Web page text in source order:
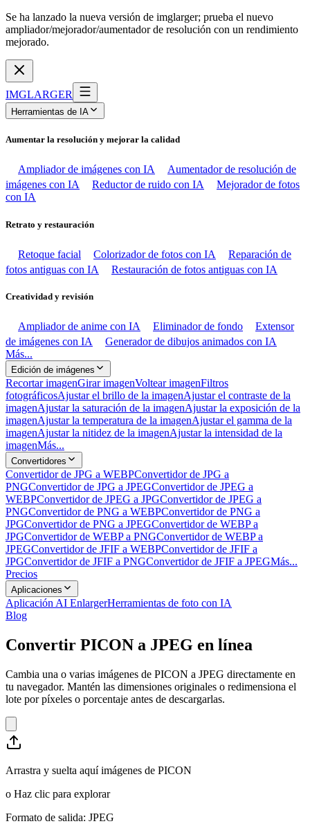
Se ha lanzado la nueva versión de imglarger; prueba el nuevo
ampliador/mejorador/aumentador de resolución con un rendimiento
mejorado.
IMGLARGER
Herramientas de IA
Aumentar la resolución y mejorar la calidad
Ampliador de imágenes con IA
Aumentador de resolución de
imágenes con IA
Reductor de ruido con IA
Mejorador de fotos
con IA
Retrato y restauración
Retoque facial Colorizador de fotos con IA
Reparación de
fotos antiguas con IA
Restauración de fotos antiguas con IA
Creatividad y revisión
Ampliador de anime con IA Eliminador de fondo
Extensor
de imágenes con IA
Generador de dibujos animados con IA
Más...
Edición de imágenes
Recortar imagenGirar imagenVoltear imagenFiltros
fotográficosAjustar el brillo de la imagenAjustar el contraste de la
imagenAjustar la saturación de la imagenAjustar la exposición de la
imagenAjustar la temperatura de la imagenAjustar el gamma de la
imagenAjustar la nitidez de la imagenAjustar la intensidad de la
imagenMás...
Convertidores
Convertidor de JPG a WEBPConvertidor de JPG a
PNGConvertidor de JPG a JPEGConvertidor de JPEG a
WEBPConvertidor de JPEG a JPGConvertidor de JPEG a
PNGConvertidor de PNG a WEBPConvertidor de PNG a
JPGConvertidor de PNG a JPEGConvertidor de WEBP a
JPGConvertidor de WEBP a PNGConvertidor de WEBP a
JPEGConvertidor de JFIF a WEBPConvertidor de JFIF a
JPGConvertidor de JFIF a PNGConvertidor de JFIF a JPEGMás...
Precios
Aplicaciones
Aplicación AI EnlargerHerramientas de foto con IA
Blog
Convertir PICON a JPEG en línea
Cambia una o varias imágenes de PICON a JPEG directamente en
tu navegador. Mantén las dimensiones originales o redimensiona el
lote por píxeles o porcentaje antes de descargarlas.
Arrastra y suelta aquí imágenes de PICON
o Haz clic para explorar
Formato de salida: JPEG